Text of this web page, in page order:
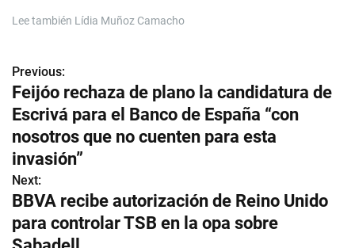
Lee también Lídia Muñoz Camacho
N
a
v
e
g
a
Previous:
Feijóo rechaza de plano la candidatura de
Escrivá para el Banco de España “con
nosotros que no cuenten para esta
invasión”
Next:
BBVA recibe autorización de Reino Unido
para controlar TSB en la opa sobre